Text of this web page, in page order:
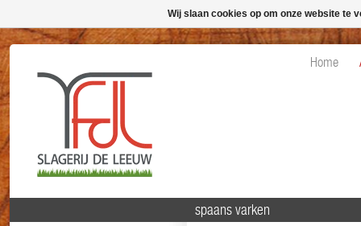
Home
spaans varken
Wij slaan cookies op om onze website te